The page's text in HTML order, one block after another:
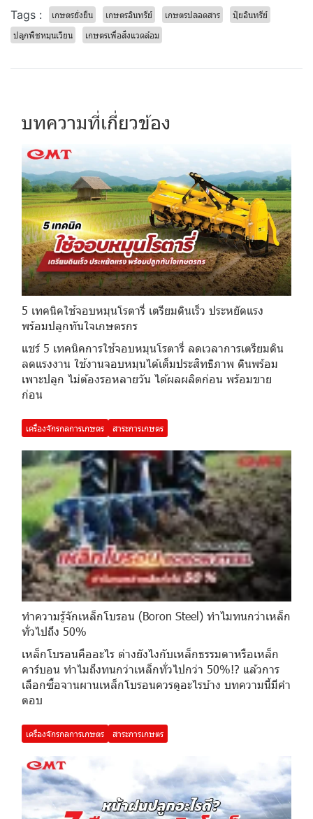
Tags : เกษตรยั่งยืน เกษตรอินทรีย์ เกษตรปลอดสาร
ปุ๋ยอินทรีย์
ปลูกพืชหมุนเวียน
เกษตรเพื่อสิ่งแวดล้อม
บทความที่เกี่ยวข้อง
5 เทคนิคใช้จอบหมุนโรตารี่ เตรียมดินเร็ว ประหยัดแรง
พร้อมปลูกทันใจเกษตรกร
แชร์ 5 เทคนิคการใช้จอบหมุนโรตารี่ ลดเวลาการเตรียมดิน
ลดแรงงาน ใช้งานจอบหมุนได้เต็มประสิทธิภาพ ดินพร้อม
เพาะปลูก ไม่ต้องรอหลายวัน ได้ผลผลิตก่อน พร้อมขาย
ก่อน
เครื่องจักรกลการเกษตร สาระการเกษตร
ทำความรู้จักเหล็กโบรอน (Boron Steel) ทำไมทนกว่าเหล็ก
ทั่วไปถึง 50%
เหล็กโบรอนคืออะไร ต่างยังไงกับเหล็กธรรมดาหรือเหล็ก
คาร์บอน ทำไมถึงทนกว่าเหล็กทั่วไปกว่า 50%!? แล้วการ
เลือกซื้อจานผานเหล็กโบรอนควรดูอะไรบ้าง บทความนี้มีคำ
ตอบ
เครื่องจักรกลการเกษตร สาระการเกษตร